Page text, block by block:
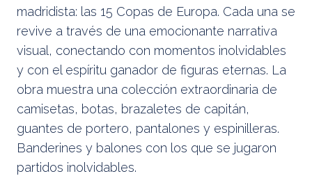
madridista: las 15 Copas de Europa. Cada una se
revive a través de una emocionante narrativa
visual, conectando con momentos inolvidables
y con el espíritu ganador de figuras eternas. La
obra muestra una colección extraordinaria de
camisetas, botas, brazaletes de capitán,
guantes de portero, pantalones y espinilleras.
Banderines y balones con los que se jugaron
partidos inolvidables.